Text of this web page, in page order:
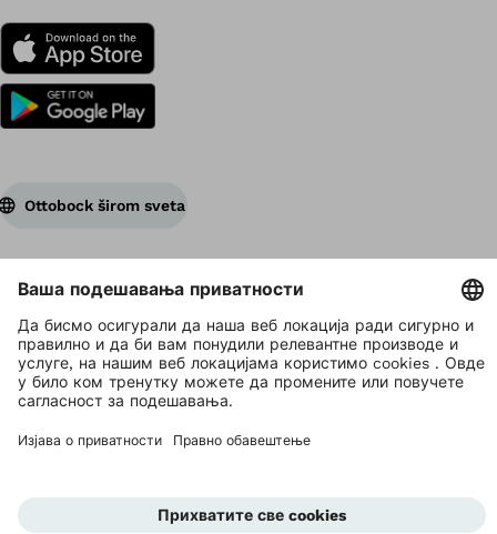
Ottobock širom sveta
Vlasnik autorskih prava je Ottobock
Postavke zaštite privatnosti
Izjava o privatnosti podataka
Uslovi korišćenja
Marketing strana
Uzbunjivanje